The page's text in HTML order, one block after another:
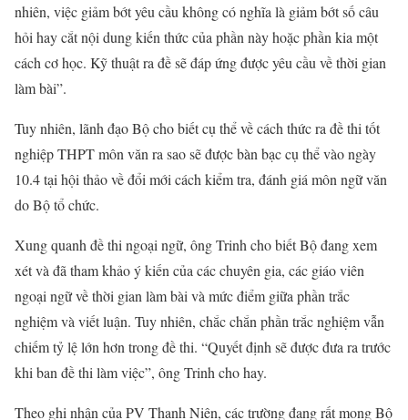
nhiên, việc giảm bớt yêu cầu không có nghĩa là giảm bớt số câu
hỏi hay cắt nội dung kiến thức của phần này hoặc phần kia một
cách cơ học. Kỹ thuật ra đề sẽ đáp ứng được yêu cầu về thời gian
làm bài”.
Tuy nhiên, lãnh đạo Bộ cho biết cụ thể về cách thức ra đề thi tốt
nghiệp THPT môn văn ra sao sẽ được bàn bạc cụ thể vào ngày
10.4 tại hội thảo về đổi mới cách kiểm tra, đánh giá môn ngữ văn
do Bộ tổ chức.
Xung quanh đề thi ngoại ngữ, ông Trinh cho biết Bộ đang xem
xét và đã tham khảo ý kiến của các chuyên gia, các giáo viên
ngoại ngữ về thời gian làm bài và mức điểm giữa phần trắc
nghiệm và viết luận. Tuy nhiên, chắc chắn phần trắc nghiệm vẫn
chiếm tỷ lệ lớn hơn trong đề thi. “Quyết định sẽ được đưa ra trước
khi ban đề thi làm việc”, ông Trinh cho hay.
Theo ghi nhận của PV Thanh Niên, các trường đang rất mong Bộ